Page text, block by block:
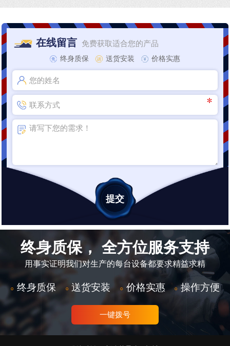
在线留言 免费获取适合您的产品
终身质保 送货安装 价格实惠
终身质保， 全方位服务支持
用事实证明我们对生产的每台设备都要求精益求精
○ 终身质保 ○ 送货安装 ○ 价格实惠 ○ 操作方便
一键拨号